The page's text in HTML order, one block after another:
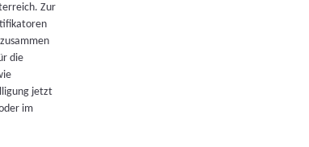
Zur
die
jetzt
im